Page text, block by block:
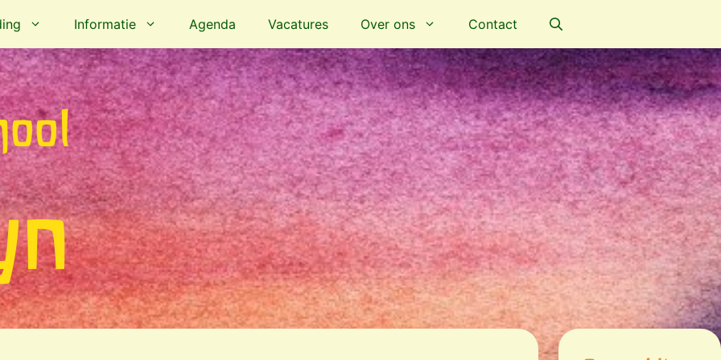
Informatie Agenda Vacatures Over ons Contact